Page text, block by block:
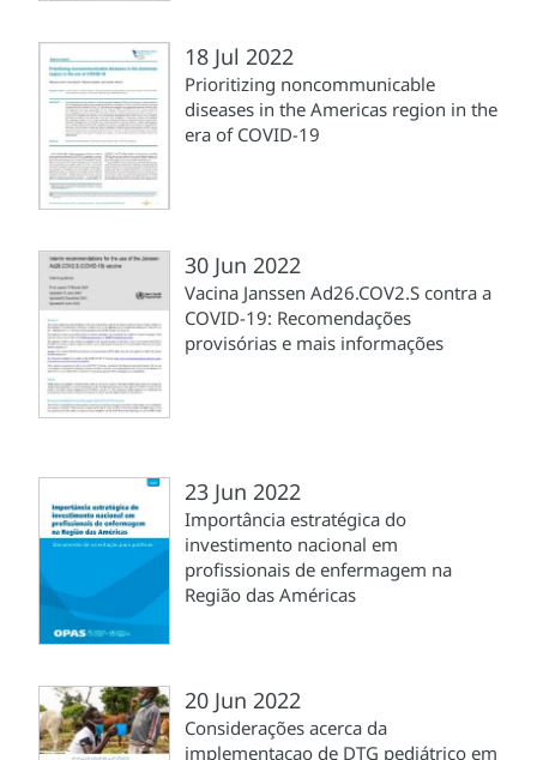
18 Jul 2022
Prioritizing noncommunicable
diseases in the Americas region in the
era of COVID-19
30 Jun 2022
Vacina Janssen Ad26.COV2.S contra a
COVID-19: Recomendações
provisórias e mais informações
23 Jun 2022
Importância estratégica do
investimento nacional em
profissionais de enfermagem na
Região das Américas
20 Jun 2022
Considerações acerca da
implementaçao de DTG pediátrico em